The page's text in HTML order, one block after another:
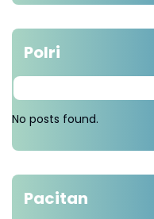
Polri
No posts found.
Pacitan